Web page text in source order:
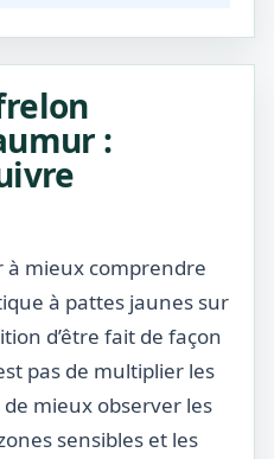
:
à mieux comprendre
à pattes jaunes sur
d’être fait de façon
pas de multiplier les
mieux observer les
sensibles et les